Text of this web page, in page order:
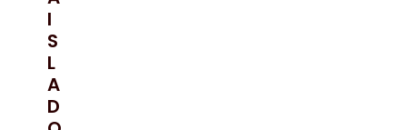
I
S
L
A
D